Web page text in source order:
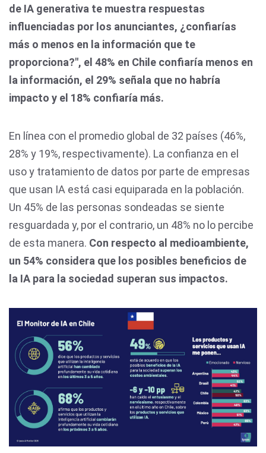
de IA generativa te muestra respuestas
influenciadas por los anunciantes, ¿confiarías
más o menos en la información que te
proporciona?", el 48% en Chile confiaría menos en
la información, el 29% señala que no habría
impacto y el 18% confiaría más.
En línea con el promedio global de 32 países (46%,
28% y 19%, respectivamente). La confianza en el
uso y tratamiento de datos por parte de empresas
que usan IA está casi equiparada en la población.
Un 45% de las personas sondeadas se siente
resguardada y, por el contrario, un 48% no lo percibe
de esta manera. Con respecto al medioambiente,
un 54% considera que los posibles beneficios de
la IA para la sociedad superan sus impactos.